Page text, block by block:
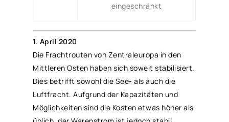
eingeschränkt
1. April 2020
Die Frachtrouten von Zentraleuropa in den
Mittleren Osten haben sich soweit stabilisiert.
Dies betrifft sowohl die See- als auch die
Luftfracht. Aufgrund der Kapazitäten und
Möglichkeiten sind die Kosten etwas höher als